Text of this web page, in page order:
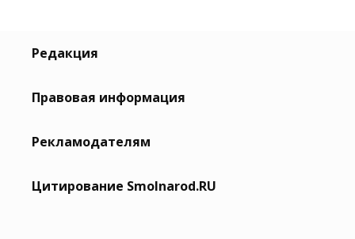
Редакция
Правовая информация
Рекламодателям
Цитирование Smolnarod.RU